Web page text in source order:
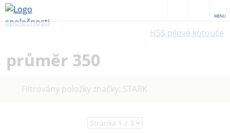
MENU
HSS pilové kotouče
průměr 350
Filtrovány položky značky: STARK